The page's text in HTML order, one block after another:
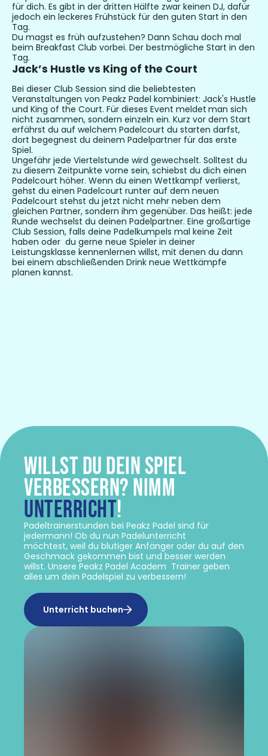
für dich. Es gibt in der dritten Hälfte zwar keinen DJ, dafür
jedoch ein leckeres Frühstück für den guten Start in den
Tag.
Du magst es früh aufzustehen? Dann Schau doch mal
beim Breakfast Club vorbei. Der bestmögliche Start in den
Tag.
Jack’s Hustle vs King of the Court
Bei dieser Club Session sind die beliebtesten
Veranstaltungen von Peakz Padel kombiniert: Jack's Hustle
und King of the Court. Für dieses Event meldet man sich
nicht zusammen, sondern einzeln ein. Kurz vor dem Start
erfährst du auf welchem Padelcourt du starten darfst,
dort begegnest du deinem Padelpartner für das erste
Spiel.
Ungefähr jede Viertelstunde wird gewechselt. Solltest du
zu diesem Zeitpunkte vorne sein, schiebst du dich einen
Padelcourt höher. Wenn du einen Wettkampf verlierst,
gehst du einen Padelcourt runter auf dem neuen
Padelcourt stehst du jetzt nicht mehr neben dem
gleichen Partner, sondern ihm gegenüber. Das heißt: jede
Runde wechselst du deinen Padelpartner. Eine großartige
Club Session, falls deine Padelkumpels mal keine Zeit
haben oder du gerne neue Spieler in deiner
Leistungsklasse kennenlernen willst, mit denen du dann
bei einem abschließenden Drink neue Wettkämpfe
planen kannst.
WILLST DU DEIN SPIEL
VERBESSERN? NIMM
UNTERRICHT!
Padeltrainerstunden bei Peakz Padel sind für
jedermann! Ob du nun Padelunterricht
möchtest, weil du blutiger Anfänger oder du auf den
Geschmack gekommen bist und besser werden
willst. Unsere Peakz Padel Academ Trainer geben
alles um dein Padelspiel zu verbessern!
Unterricht buchen